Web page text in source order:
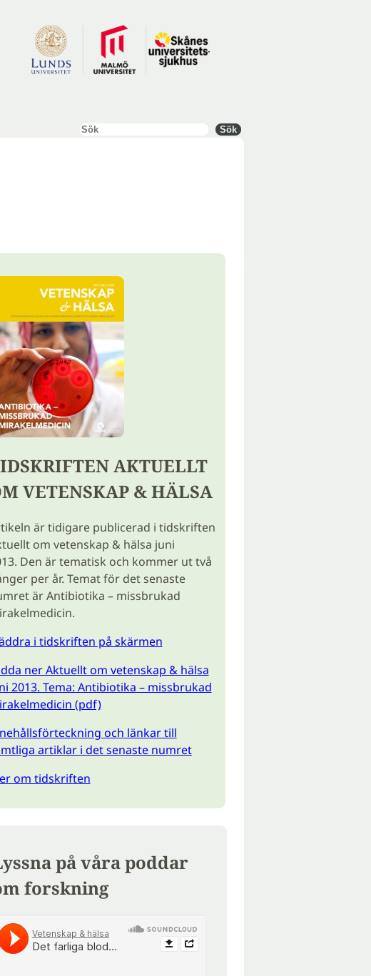
Sök Sök
AKTUELLT
VETENSKAP & HÄLSA
är tidigare publicerad i tidskriften
om vetenskap & hälsa juni
Den är tematisk och kommer ut två
per år. Temat för det senaste
är Antibiotika – missbrukad
i tidskriften på skärmen
ner Aktuellt om vetenskap & hälsa
2013. Tema: Antibiotika – missbrukad
(pdf)
och länkar till
artiklar i det senaste numret
om tidskriften
på våra poddar
forskning